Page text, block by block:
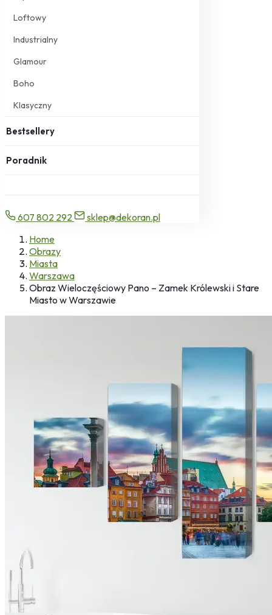
Loftowy
Industrialny
Glamour
Boho
Klasyczny
Bestsellery
Poradnik
607 802 292
sklep@dekoran.pl
Home
Obrazy
Miasta
Warszawa
Obraz Wieloczęściowy Pano – Zamek Królewski i Stare
Miasto w Warszawie